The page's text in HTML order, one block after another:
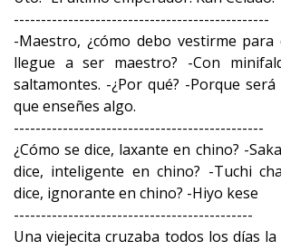
-----------------------------------------------
-Maestro, ¿cómo debo vestirme para
llegue a ser maestro? -Con
saltamontes. -¿Por qué? -Porque
que enseñes algo.
----------------------------------------------
¿Cómo se dice, laxante en chino? -
dice, inteligente en chino? -Tuchi
dice, ignorante en chino? -Hiyo kese
--------------------------------------------
Una viejecita cruzaba todos los días